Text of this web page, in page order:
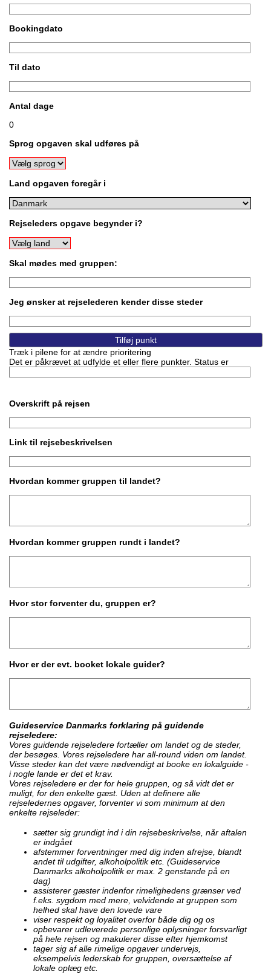
Bookingdato
Til dato
Antal dage
0
Sprog opgaven skal udføres på
Land opgaven foregår i
Rejseleders opgave begynder i?
Skal mødes med gruppen:
Jeg ønsker at rejselederen kender disse steder
Træk i pilene for at ændre prioritering
Det er påkrævet at udfylde et eller flere punkter. Status er
Overskrift på rejsen
Link til rejsebeskrivelsen
Hvordan kommer gruppen til landet?
Hvordan kommer gruppen rundt i landet?
Hvor stor forventer du, gruppen er?
Hvor er der evt. booket lokale guider?
Guideservice Danmarks forklaring på guidende
rejseledere:
Vores guidende rejseledere fortæller om landet og de steder,
der besøges. Vores rejseledere har all-round viden om landet.
Visse steder kan det være nødvendigt at booke en lokalguide -
i nogle lande er det et krav.
Vores rejseledere er der for hele gruppen, og så vidt det er
muligt, for den enkelte gæst. Uden at definere alle
rejseledernes opgaver, forventer vi som minimum at den
enkelte rejseleder:
sætter sig grundigt ind i din rejsebeskrivelse, når aftalen
er indgået
afstemmer forventninger med dig inden afrejse, blandt
andet til udgifter, alkoholpolitik etc. (Guideservice
Danmarks alkoholpolitik er max. 2 genstande på en
dag)
assisterer gæster indenfor rimelighedens grænser ved
f.eks. sygdom med mere, velvidende at gruppen som
helhed skal have den lovede vare
viser respekt og loyalitet overfor både dig og os
opbevarer udleverede personlige oplysninger forsvarligt
på hele rejsen og makulerer disse efter hjemkomst
tager sig af alle rimelige opgaver undervejs,
eksempelvis lederskab for gruppen, oversættelse af
lokale oplæg etc.